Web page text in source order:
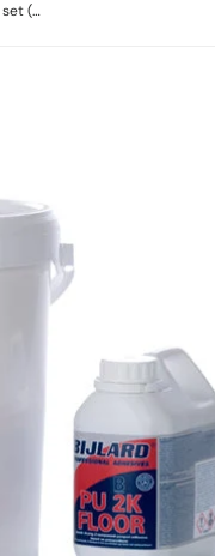
Parketlijm Bijlard PU-2K FLOOR 10kg set (9+1kg)